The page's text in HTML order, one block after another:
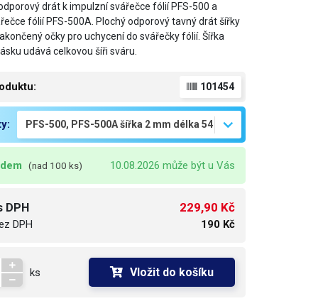
drát k impulzní svářečce fólií PFS-500 a
fólií PFS-500A. Plochý odporový tavný drát šířky
očky pro uchycení do svářečky fólií. Šířka
udává celkovou šíři sváru.
101454
(nad 100 ks) 10.08.2026 může být u Vás
DPH
DPH
229,90 Kč
190 Kč
ks Vložit do košíku